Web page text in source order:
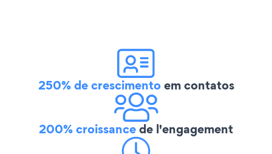
250% de crescimentoem contatos
200% croissancede l'engagement